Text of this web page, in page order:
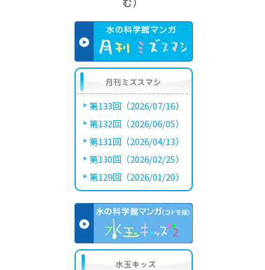
第133回（2026/07/16）
第132回（2026/06/05）
第131回（2026/04/13）
第130回（2026/02/25）
第129回（2026/01/20）